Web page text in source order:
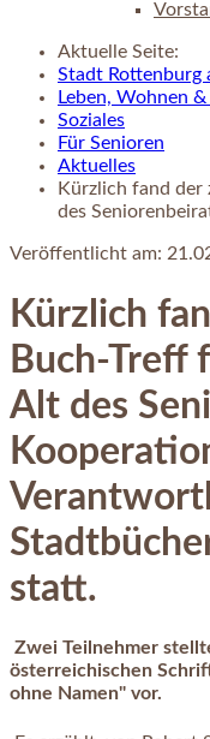
Aktuelle Seite:
Stadt Rottenburg
Leben, Wohnen
Soziales
Für Senioren
Aktuelles
Kürzlich fand
des
Veröffentlicht am:
Kürzlich
Buch-Treff
Alt des
statt.
Zwei Teilnehmer
österreichischen
ohne Namen" vor.